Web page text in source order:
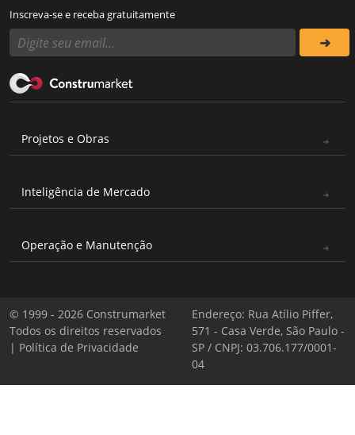
Inscreva-se e receba gratuitamente
Projetos e Obras
Inteligência de Mercado
Operação e Manutenção
© 1999 - 2026 Construmarket
Todos os direitos reservados
| Política de Privacidade
Endereço: Rua Atílio Piffer,
571 - Casa Verde, São Paulo -
SP / CNPJ: 03.706.177/0001-
04